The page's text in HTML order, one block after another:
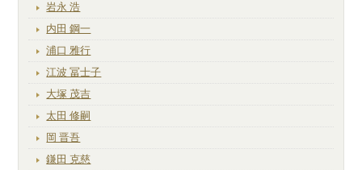
岩永 浩
内田 鋼一
浦口 雅行
江波 冨士子
大塚 茂吉
太田 修嗣
岡 晋吾
鎌田 克慈